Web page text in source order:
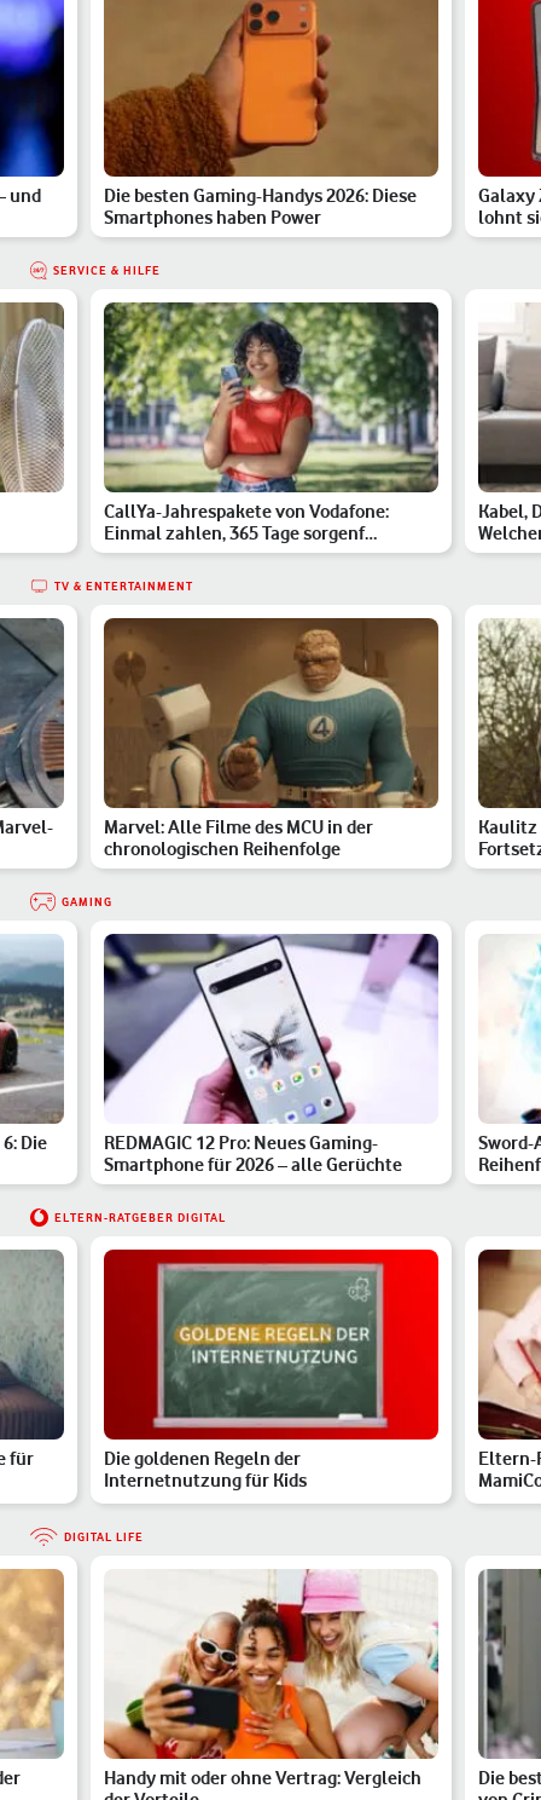
und
Die besten Gaming-Handys 2026: Diese
Smartphones haben Power
Galaxy
lohnt
SERVICE & HILFE
CallYa-Jahrespakete von Vodafone:
Einmal zahlen, 365 Tage sorgenf…
Kabel,
TV & ENTERTAINMENT
Marvel: Alle Filme des MCU in der
chronologischen Reihenfolge
Kaulitz
GAMING
Die
REDMAGIC 12 Pro: Neues Gaming-
Smartphone für 2026 – alle Gerüchte
ELTERN-RATGEBER DIGITAL
für
Die goldenen Regeln der
Internetnutzung für Kids
Eltern-
Ma…
DIGITAL LIFE
Handy mit oder ohne Vertrag: Vergleich
Die